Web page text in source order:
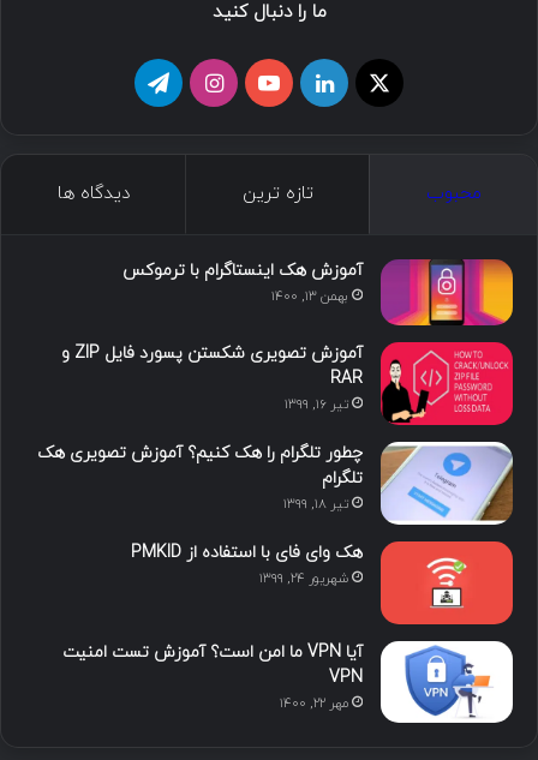
ما را دنبال کنید
د
ی
ن
و
ت
گ
ا
ا
محبوب تازه ترین دیدگاه ها
آموزش هک اینستاگرام با ترموکس
بهمن ۱۳, ۱۴۰۰
آموزش تصویری شکستن پسورد فایل ZIP و
RAR
تیر ۱۶, ۱۳۹۹
چطور تلگرام را هک کنیم؟ آموزش تصویری هک
تلگرام
تیر ۱۸, ۱۳۹۹
هک وای فای با استفاده از PMKID
شهریور ۲۴, ۱۳۹۹
آیا VPN ما امن است؟ آموزش تست امنیت
VPN
مهر ۲۲, ۱۴۰۰